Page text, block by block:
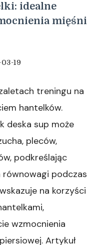
idealne
mięśni
19
treningu na
hantelków.
deska sup może
pleców,
podkreślając
równowagi podczas
na korzyści
wzmocnienia
Artykuł